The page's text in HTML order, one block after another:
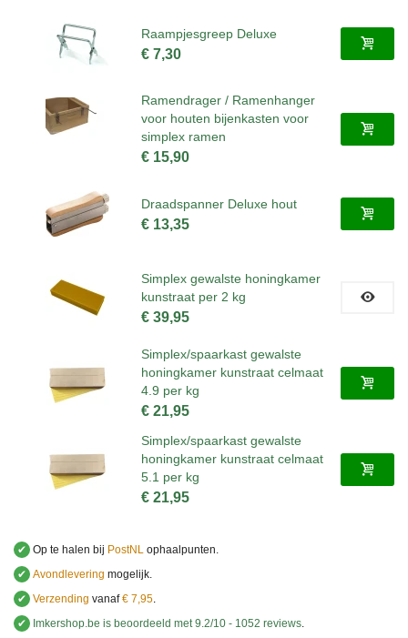
Raampjesgreep Deluxe
€ 7,30
Ramendrager / Ramenhanger
voor houten bijenkasten voor
simplex ramen
€ 15,90
Draadspanner Deluxe hout
€ 13,35
Simplex gewalste honingkamer
kunstraat per 2 kg
€ 39,95
Simplex/spaarkast gewalste
honingkamer kunstraat celmaat
4.9 per kg
€ 21,95
Simplex/spaarkast gewalste
honingkamer kunstraat celmaat
5.1 per kg
€ 21,95
✔ Op te halen bij PostNL ophaalpunten.
✔ Avondlevering mogelijk.
✔ Verzending vanaf€ 7,95.
✔
Imkershop.be is beoordeeld met9.2/10 - 1052 reviews.